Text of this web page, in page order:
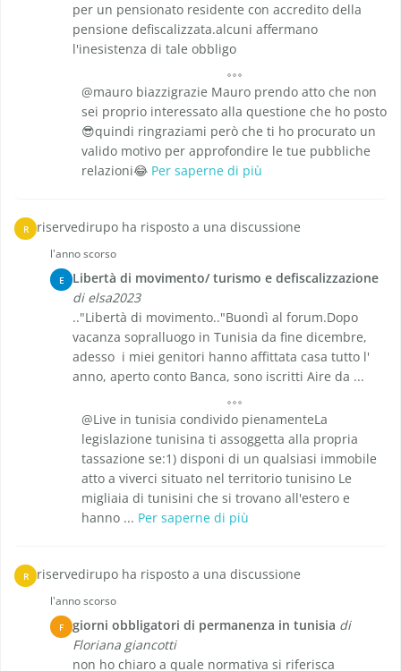
per un pensionato residente con accredito della
pensione defiscalizzata.alcuni affermano
l'inesistenza di tale obbligo
@mauro biazzigrazie Mauro prendo atto che non
sei proprio interessato alla questione che ho posto
😎quindi ringraziami però che ti ho procurato un
valido motivo per approfondire le tue pubbliche
relazioni😂 Per saperne di più
R riservedirupo ha risposto a una discussione
l'anno scorso
E
Libertà di movimento/ turismo e defiscalizzazione
di elsa2023
.."Libertà di movimento.."Buondì al forum.Dopo
vacanza sopralluogo in Tunisia da fine dicembre,
adesso i miei genitori hanno affittata casa tutto l'
anno, aperto conto Banca, sono iscritti Aire da ...
@Live in tunisia condivido pienamenteLa
legislazione tunisina ti assoggetta alla propria
tassazione se:1) disponi di un qualsiasi immobile
atto a viverci situato nel territorio tunisino Le
migliaia di tunisini che si trovano all'estero e
hanno ... Per saperne di più
R riservedirupo ha risposto a una discussione
l'anno scorso
F giorni obbligatori di permanenza in tunisia di
Floriana giancotti
non ho chiaro a quale normativa si riferisca